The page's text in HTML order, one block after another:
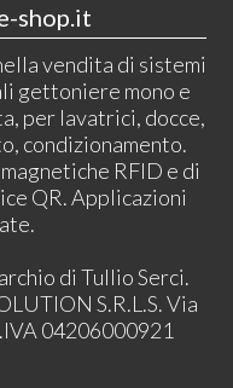
shop.it
vendita di sistemi
gettoniere mono e
per lavatrici, docce,
condizionamento.
RFID e di
QR. Applicazioni
di Tullio Serci.
S.R.L.S. Via
04206000921